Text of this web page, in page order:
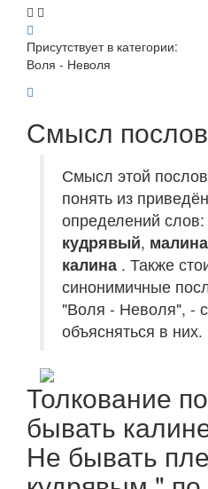
Присутствует в категории:
Воля - Неволя
Смысл
Смысл этой
понять из
определений слов:
кудрявый, малина
калина . Также
синонимичные
"Воля - Неволя", -
объясняться в них.
Толкование
бывать
Не бывать